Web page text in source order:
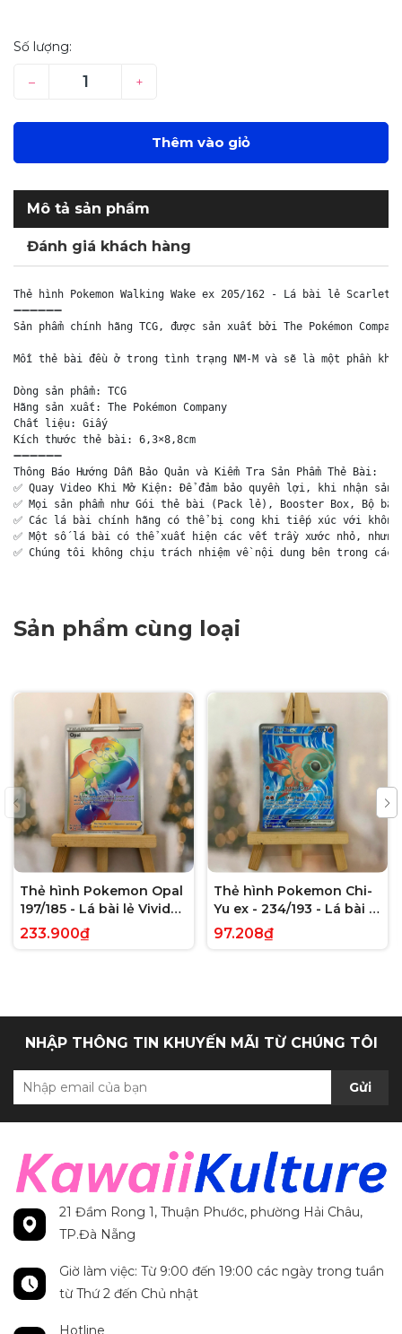
Số lượng:
– +
Thêm vào giỏ
Mô tả sản phẩm
Đánh giá khách hàng
Thẻ hình Pokemon Walking Wake ex 205/162 - Lá bài lẻ
➖➖➖➖➖➖
Sản phẩm chính hãng TCG, được sản xuất bởi The Pokémon
Mỗi thẻ bài đều ở trong tình trạng NM-M và sẽ là một phần
Dòng sản phẩm: TCG
Hãng sản xuất: The Pokémon Company
Chất liệu: Giấy
Kích thước thẻ bài: 6,3×8,8cm
➖➖➖➖➖➖
Thông Báo Hướng Dẫn Bảo Quản và Kiểm Tra Sản Phẩm Thẻ Bài:
✅ Quay Video Khi Mở Kiện: Để đảm bảo quyền lợi, khi nhận
✅ Mọi sản phẩm như Gói thẻ bài (Pack lẻ), Booster Box, Bộ
✅ Các lá bài chính hãng có thể bị cong khi tiếp xúc với
✅ Một số lá bài có thể xuất hiện các vết trầy xước nhỏ,
✅ Chúng tôi không chịu trách nhiệm về nội dung bên trong
Sản phẩm cùng loại
Thẻ hình Pokemon Opal
197/185 - Lá bài lẻ Vivid
Voltage Hyper Rare tiếng
Anh chính hãng
233.900₫
Thẻ hình Pokemon Chi-
Yu ex - 234/193 - Lá bài lẻ
Paldea Evolved Full Art
Secret Rare tiếng Anh
97.208₫
NHẬP THÔNG TIN KHUYẾN MÃI TỪ CHÚNG TÔI
Gửi
21 Đầm Rong 1, Thuận Phước, phường Hải Châu,
TP.Đà Nẵng
Giờ làm việc: Từ 9:00 đến 19:00 các ngày trong tuần
từ Thứ 2 đến Chủ nhật
Hotline